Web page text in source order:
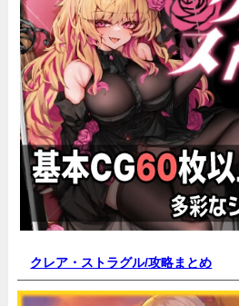
クレア・ストラグル/攻略まとめ